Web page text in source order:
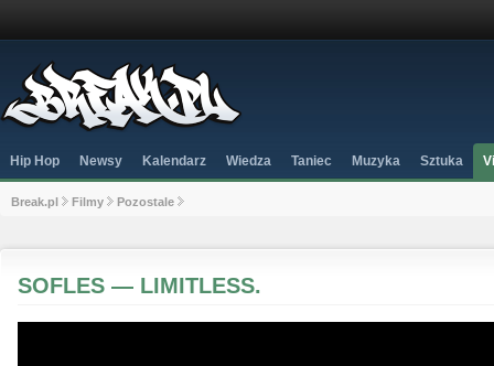
Hip Hop Newsy Kalendarz Wiedza Taniec Muzyka Sztuka
Break.pl Filmy Pozostale
SOFLES — LIMITLESS.